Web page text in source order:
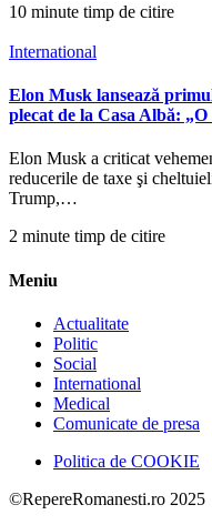
10 minute timp de citire
International
Elon Musk lansează
plecat de la Casa Albă:
Elon Musk a criticat
reducerile de taxe şi
Trump,…
2 minute timp de citire
Meniu
Actualitate
Politic
Social
International
Medical
Comunicate de presa
Politica de COOKIE
©RepereRomanesti.ro 2025